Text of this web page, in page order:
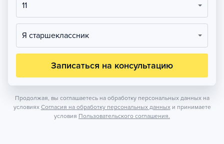
11
Я старшеклассник
Записаться на консультацию
Продолжая, вы соглашаетесь на обработку персональных данных на
условиях Согласия на обработку персональных данных и принимаете
условия Пользовательского соглашения.